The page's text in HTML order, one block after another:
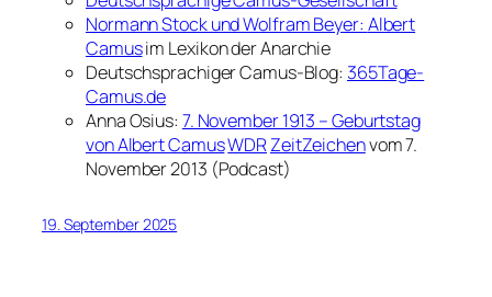
Normann Stock und Wolfram Beyer: Albert
Camusim Lexikon der Anarchie
Deutschsprachiger Camus-Blog: 365Tage-
Camus.de
Anna Osius: 7. November 1913 – Geburtstag
von Albert CamusWDRZeitZeichenvom 7.
November 2013 (Podcast)
19. September 2025